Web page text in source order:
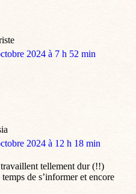
2024 à 7 h 52 min
2024 à 12 h 18 min
tellement dur (!!)
de s’informer et encore